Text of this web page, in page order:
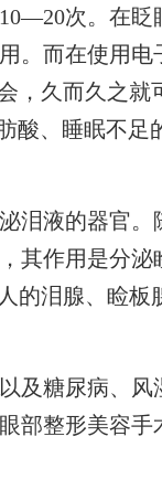
次。在眨
。而在使用电
，久而久之就
酸、睡眠不足
泪液的器官。
其作用是分泌
的泪腺、睑板
及糖尿病、风
部整形美容手